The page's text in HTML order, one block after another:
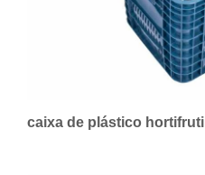
caixa de plástico hortifruti